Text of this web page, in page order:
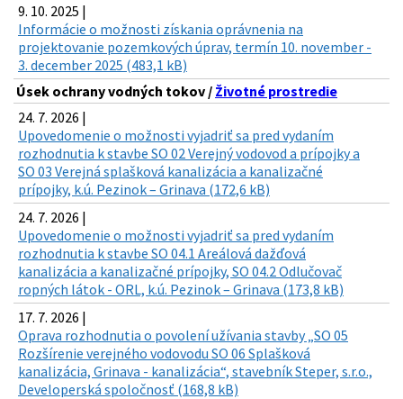
9. 10. 2025 |
Informácie o možnosti získania oprávnenia na
projektovanie pozemkových úprav, termín 10. november -
3. december 2025 (483,1 kB)
Úsek ochrany vodných tokov / Životné prostredie
24. 7. 2026 |
Upovedomenie o možnosti vyjadriť sa pred vydaním
rozhodnutia k stavbe SO 02 Verejný vodovod a prípojky a
SO 03 Verejná splašková kanalizácia a kanalizačné
prípojky, k.ú. Pezinok – Grinava (172,6 kB)
24. 7. 2026 |
Upovedomenie o možnosti vyjadriť sa pred vydaním
rozhodnutia k stavbe SO 04.1 Areálová dažďová
kanalizácia a kanalizačné prípojky, SO 04.2 Odlučovač
ropných látok - ORL, k.ú. Pezinok – Grinava (173,8 kB)
17. 7. 2026 |
Oprava rozhodnutia o povolení užívania stavby „SO 05
Rozšírenie verejného vodovodu SO 06 Splašková
kanalizácia, Grinava - kanalizácia“, stavebník Steper, s.r.o.,
Developerská spoločnosť (168,8 kB)